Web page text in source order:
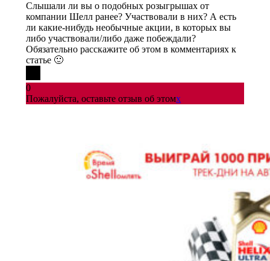
Слышали ли вы о подобных розыгрышах от
компании Шелл ранее? Участвовали в них? А есть
ли какие-нибудь необычные акции, в которых вы
либо участвовали/либо даже побеждали?
Обязательно расскажите об этом в комментариях к
статье 🙂
0
Пожалуйста, оставьте отзыв об этомx